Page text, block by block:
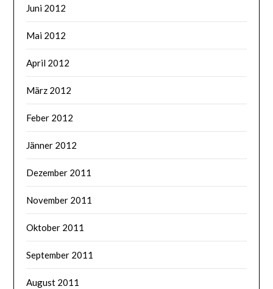
Juni 2012
Mai 2012
April 2012
März 2012
Feber 2012
Jänner 2012
Dezember 2011
November 2011
Oktober 2011
September 2011
August 2011